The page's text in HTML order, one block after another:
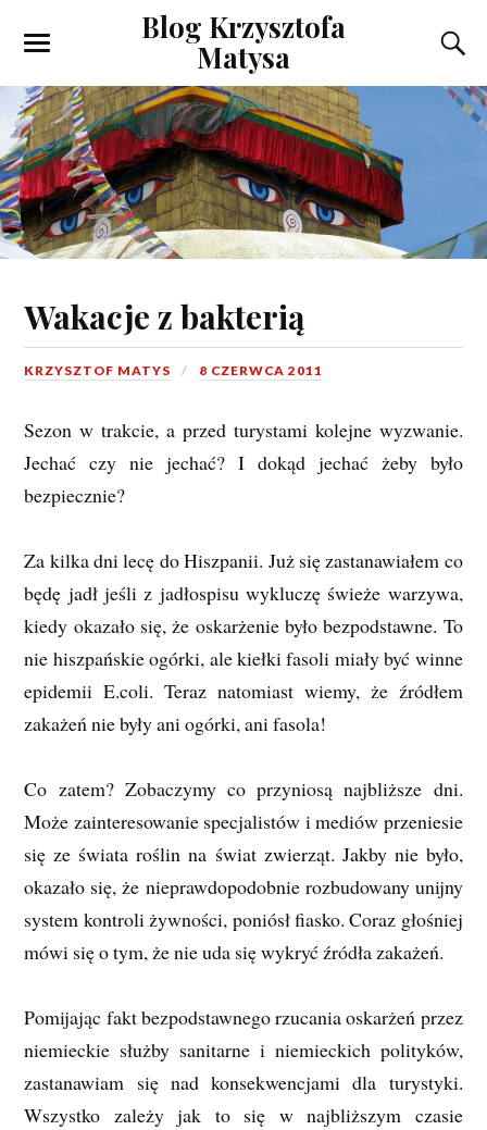
Blog Krzysztofa
Matysa
Wakacje z bakterią
KRZYSZTOF MATYS 8 CZERWCA 2011
Sezon w trakcie, a przed turystami kolejne wyzwanie.
Jechać czy nie jechać? I dokąd jechać żeby było
bezpiecznie?
Za kilka dni lecę do Hiszpanii. Już się zastanawiałem co
będę jadł jeśli z jadłospisu wykluczę świeże warzywa,
kiedy okazało się, że oskarżenie było bezpodstawne. To
nie hiszpańskie ogórki, ale kiełki fasoli miały być winne
epidemii E.coli. Teraz natomiast wiemy, że źródłem
zakażeń nie były ani ogórki, ani fasola!
Co zatem? Zobaczymy co przyniosą najbliższe dni.
Może zainteresowanie specjalistów i mediów przeniesie
się ze świata roślin na świat zwierząt. Jakby nie było,
okazało się, że nieprawdopodobnie rozbudowany unijny
system kontroli żywności, poniósł fiasko. Coraz głośniej
mówi się o tym, że nie uda się wykryć źródła zakażeń.
Pomijając fakt bezpodstawnego rzucania oskarżeń przez
niemieckie służby sanitarne i niemieckich polityków,
zastanawiam się nad konsekwencjami dla turystyki.
Wszystko zależy jak to się w najbliższym czasie